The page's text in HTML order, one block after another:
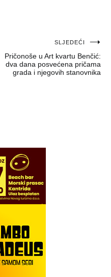
SLJEDEĆI
Pričonoše u Art kvartu Benčić:
dva dana posvećena pričama
grada i njegovih stanovnika